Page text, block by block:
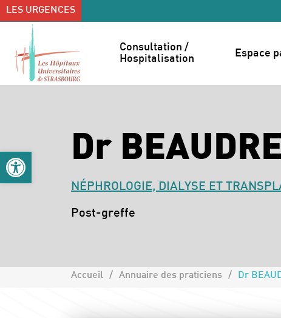
Ouvrir la barre d’outils
Accéder au contenu
Accéder au menu
LES URGENCES
Consultation /
Hospitalisation
Espace
Dr
NÉPHROLOGIE, DIALYSE ET
Spécialités :
Post-greffe
Accueil Annuaire des praticiens Dr